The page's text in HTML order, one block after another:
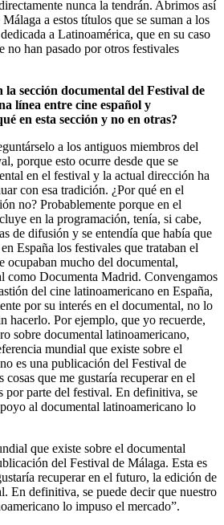
nunca la tendrán. Abrimos así
a estos títulos que se suman a los
a Latinoamérica, que en su caso
no han pasado por otros festivales
la sección documental del Festival de
línea entre cine español y
en esta sección y no en otras?
a los antiguos miembros del
porque esto ocurre desde que se
en el festival y la actual dirección ha
con esa tradición. ¿Por qué en el
no? Probablemente porque en el
en la programación, tenía, si cabe,
de difusión y se entendía que había que
España los festivales que trataban el
ocupaban mucho del documental,
como Documenta Madrid. Convengamos
del cine latinoamericano en España,
por su interés en el documental, no lo
hacerlo. Por ejemplo, que yo recuerde,
sobre documental latinoamericano,
mundial que existe sobre el
es una publicación del Festival de
cosas que me gustaría recuperar en el
por parte del festival. En definitiva, se
al documental latinoamericano lo
que existe sobre el documental
del Festival de Málaga. Esta es
recuperar en el futuro, la edición de
En definitiva, se puede decir que nuestro
lo impuso el mercado”.